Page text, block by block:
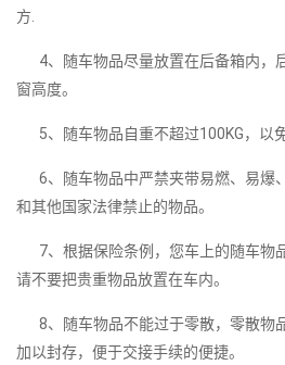
方.
4、随车物品尽量放置在后备箱内，
窗高度。
5、随车物品自重不超过100KG，以免
6、随车物品中严禁夹带易燃、易爆
和其他国家法律禁止的物品。
7、根据保险条例，您车上的随车物
请不要把贵重物品放置在车内。
8、随车物品不能过于零散，零散物
加以封存，便于交接手续的便捷。